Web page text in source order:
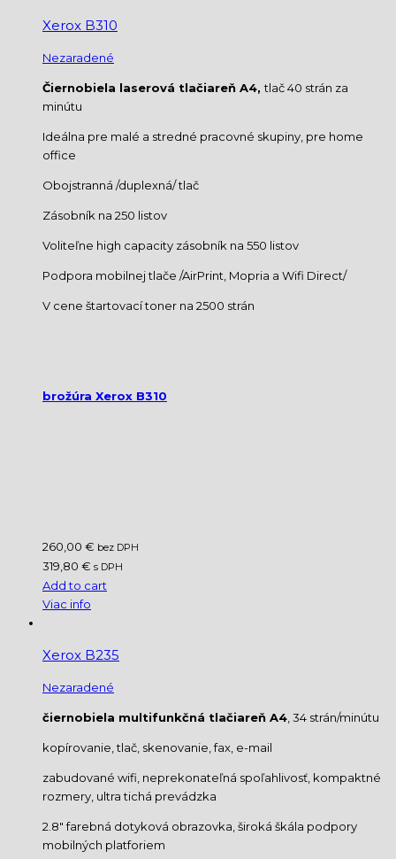
Xerox B310
Nezaradené
Čiernobiela laserová tlačiareň A4,tlač 40 strán za
minútu
Ideálna pre malé a stredné pracovné skupiny, pre home
office
Obojstranná /duplexná/ tlač
Zásobník na 250 listov
Voliteľne high capacity zásobník na 550 listov
Podpora mobilnej tlače /AirPrint, Mopria a Wifi Direct/
V cene štartovací toner na 2500 strán
brožúra Xerox B310
260,00 € bez DPH
319,80 € s DPH
Add to cart
Viac info
Xerox B235
Nezaradené
čiernobiela multifunkčná tlačiareň A4, 34 strán/minútu
kopírovanie, tlač, skenovanie, fax, e-mail
zabudované wifi, neprekonateľná spoľahlivosť, kompaktné
rozmery, ultra tichá prevádzka
2.8″ farebná dotyková obrazovka, široká škála podpory
mobilných platforiem